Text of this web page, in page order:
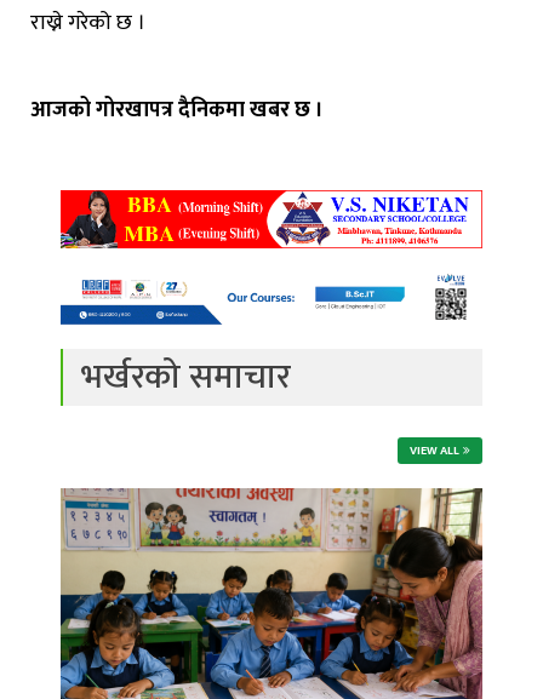
राख्ने गरेको छ ।
आजको गोरखापत्र दैनिकमा खबर छ ।
भर्खरको समाचार
VIEW ALL